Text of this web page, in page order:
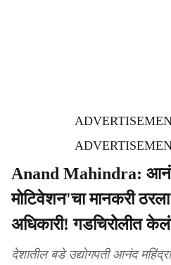
Anand Mahindra:
मोटिवेशन'चा मानकरी
अधिकारी! गडचिरोलीत
देशातील बडे उद्योगपती आनंद